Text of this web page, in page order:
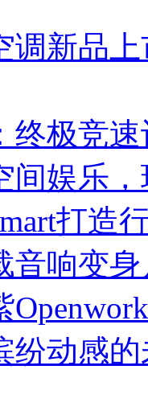
调新品
终极竞
间娱乐
打造
音响变
纷动感